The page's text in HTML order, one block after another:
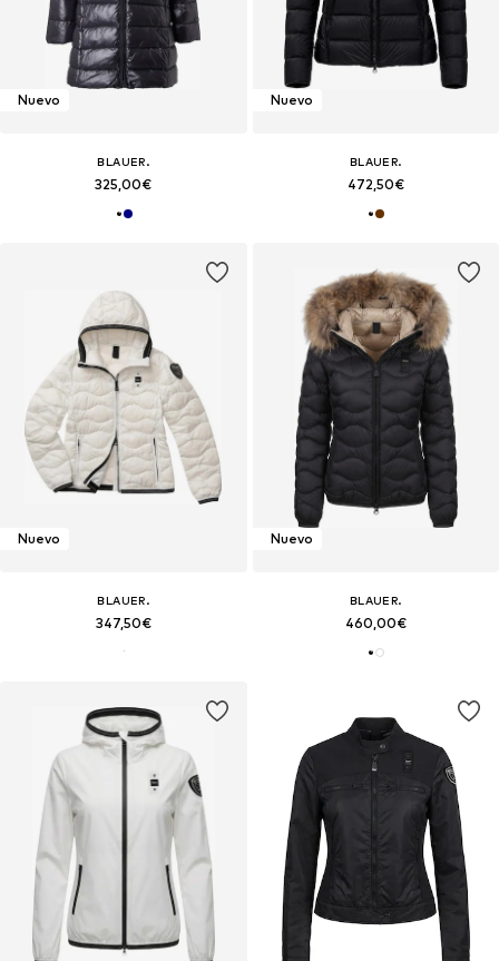
Nuevo
BLAUER.
325,00€
Nuevo
BLAUER.
472,50€
Nuevo
BLAUER.
347,50€
Nuevo
BLAUER.
460,00€